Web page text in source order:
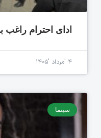
ادای احترام راغب
۴ 'مرداد '۱۴۰۵
سینما